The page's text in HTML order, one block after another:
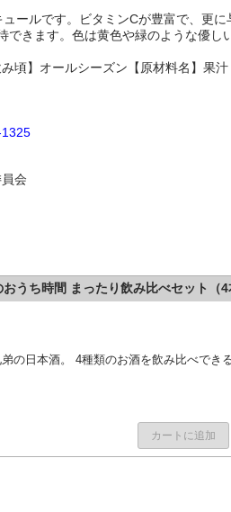
ールです。ビタミンCが豊富で、更に
できます。色は黄色や緑のような優し
頃】オールシーズン【原材料名】果
員会
うち時間 まったり飲み比べセット（4
弟の日本酒。 4種類のお酒を飲み比べでき
カートに追加